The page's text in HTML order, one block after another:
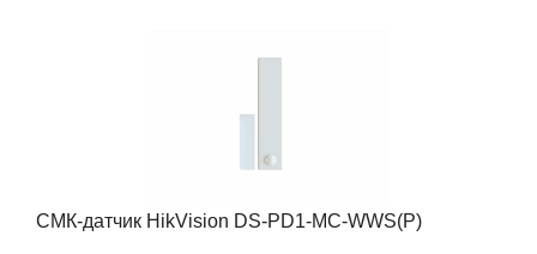
СМК-датчик HikVision DS-PD1-MC-WWS(P)